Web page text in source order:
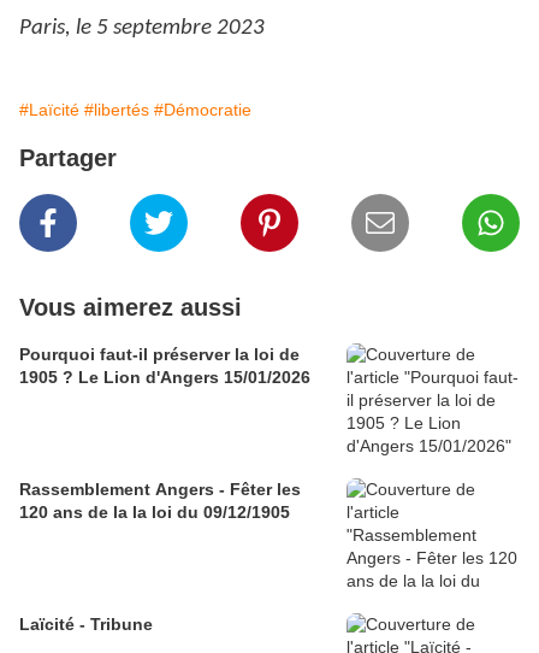
Paris, le 5 septembre 2023
#Laïcité #libertés #Démocratie
Partager
Vous aimerez aussi
Pourquoi faut-il préserver la loi de
1905 ? Le Lion d'Angers 15/01/2026
Rassemblement Angers - Fêter les
120 ans de la la loi du 09/12/1905
Laïcité - Tribune